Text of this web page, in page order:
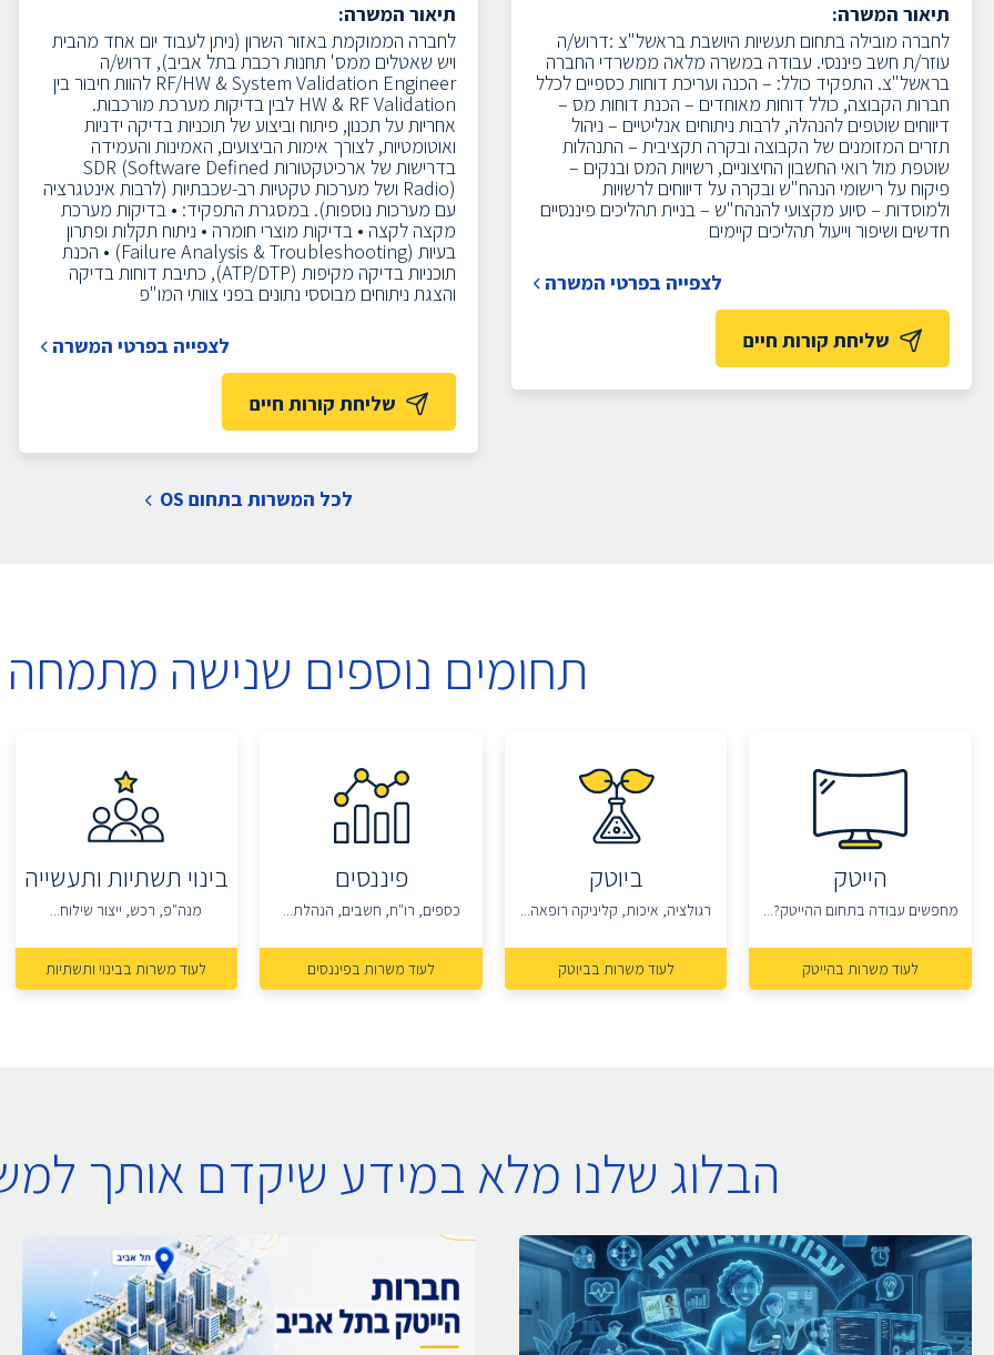
תיאור המשרה:
לחברה מובילה בתחום תעשיות היושבת בראשל"צ :דרוש/ה
עוזר/ת חשב פיננסי. עבודה במשרה מלאה ממשרדי החברה
בראשל"צ. התפקיד כולל: – הכנה ועריכת דוחות כספיים לכלל
חברות הקבוצה, כולל דוחות מאוחדים – הכנת דוחות מס –
דיווחים שוטפים להנהלה, לרבות ניתוחים אנליטיים – ניהול
תזרים המזומנים של הקבוצה ובקרה תקציבית – התנהלות
שוטפת מול רואי החשבון החיצוניים, רשויות המס ובנקים –
פיקוח על רישומי הנהח"ש ובקרה על דיווחים לרשויות
ולמוסדות – סיוע מקצועי להנהח"ש – בניית תהליכים פיננסיים
חדשים ושיפור וייעול תהליכים קיימים
לצפייה בפרטי המשרה
שליחת קורות חיים
תיאור המשרה:
לחברה הממוקמת באזור השרון (ניתן לעבוד יום אחד מהבית
ויש שאטלים ממס' תחנות רכבת בתל אביב), דרוש/ה
RF/HW & System Validation Engineer להוות חיבור בין
HW & RF Validation לבין בדיקות מערכת מורכבות.
אחריות על תכנון, פיתוח וביצוע של תוכניות בדיקה ידניות
ואוטומטיות, לצורך אימות הביצועים, האמינות והעמידה
בדרישות של ארכיטקטורות SDR (Software Defined
Radio) ושל מערכות טקטיות רב-שכבתיות (לרבות אינטגרציה
עם מערכות נוספות). במסגרת התפקיד: • בדיקות מערכת
מקצה לקצה • בדיקות מוצרי חומרה • ניתוח תקלות ופתרון
בעיות (Failure Analysis & Troubleshooting)
• הכנת
תוכניות בדיקה מקיפות (ATP/DTP), כתיבת דוחות בדיקה
והצגת ניתוחים מבוססי נתונים בפני צוותי המו"פ
לצפייה בפרטי המשרה
שליחת קורות חיים
לכל המשרות בתחום OS
תחומים נוספים שנישה
הייטק
מחפשים עבודה בתחום ההייטק?...
לעוד משרות בהייטק
ביוטק
רגולציה, איכות, קליניקה רופאה...
לעוד משרות בביוטק
פיננסים
כספים, רו"ח, חשבים, הנהלת...
לעוד משרות בפיננסים
בינוי תשתיות ותעשייה
מנה"פ, רכש, ייצור שילוח...
לעוד משרות בבינוי ותשתיות
הבלוג שלנו מלא במידע שיקדם אותך